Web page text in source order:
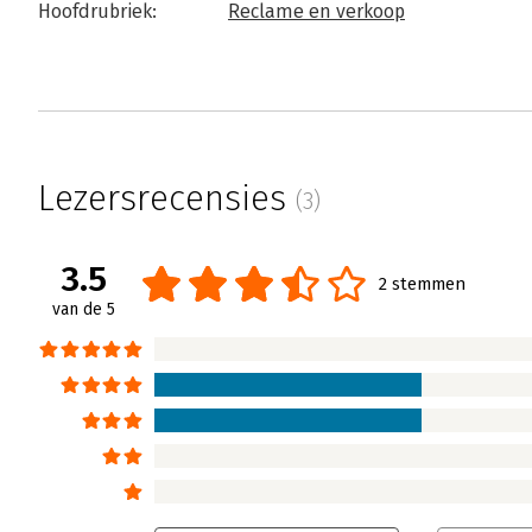
Hoofdrubriek: Reclame en verkoop
Lezersrecensies (3)
3.5
van de 5
2 stemmen